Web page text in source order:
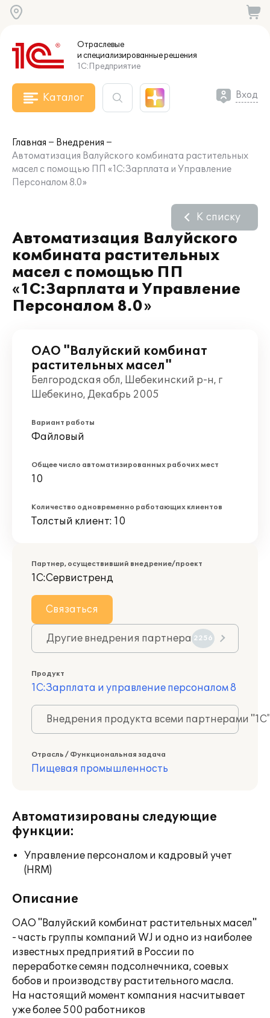
Отраслевые
и специализированныерешения
1С:Предприятие
Каталог Вход
Главная
Внедрения
Автоматизация Валуйского комбината растительных
масел с помощью ПП «1С:Зарплата и Управление
Персоналом 8.0»
Автоматизация Валуйского
комбината растительных
масел с помощью ПП
«1С:Зарплата и Управление
Персоналом 8.0»
К списку
ОАО "Валуйский комбинат
растительных масел"
Белгородская обл, Шебекинский р-н, г
Шебекино, Декабрь 2005
Вариант работы
Файловый
Общее число автоматизированных рабочих мест
10
Количество одновременно работающих клиентов
Толстый клиент: 10
Партнер, осуществивший внедрение/проект
1С:Сервистренд
Связаться
Другие внедрения партнера 2256
Продукт
1С:Зарплата и управление персоналом 8
Внедрения продукта всеми партнерами
Отрасль / Функциональная задача
Пищевая промышленность
Автоматизированы следующие
функции:
Управление персоналом и кадровый учет
(HRM)
Описание
ОАО "Валуйский комбинат растительных масел"
- часть группы компаний WJ и одно из наиболее
известных предприятий в России по
переработке семян подсолнечника, соевых
бобов и производству растительного масла.
На настоящий момент компания насчитывает
уже более 500 работников